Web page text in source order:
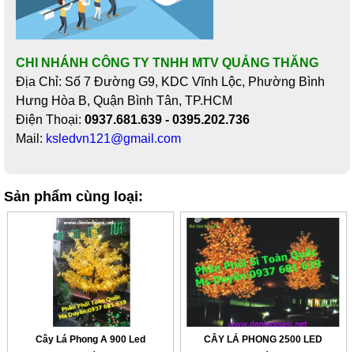
CHI NHÁNH CÔNG TY TNHH MTV QUẢNG THĂNG
Địa Chỉ: Số 7 Đường G9, KDC Vĩnh Lộc, Phường Bình
Hưng Hòa B, Quận Bình Tân, TP.HCM
Điện Thoại: 0937.681.639 - 0395.202.736
Mail: ksledvn121@gmail.com
Sản phẩm cùng loại:
Cây Lá Phong A 900 Led
CÂY LÁ PHONG 2500 LED